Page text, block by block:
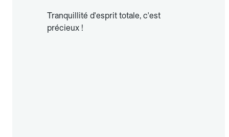
Tranquillité d'esprit totale, c'est
précieux !